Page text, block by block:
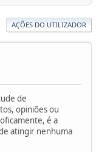
AÇÕES DO UTILIZADOR
de
opiniões ou
é a
atingir nenhuma